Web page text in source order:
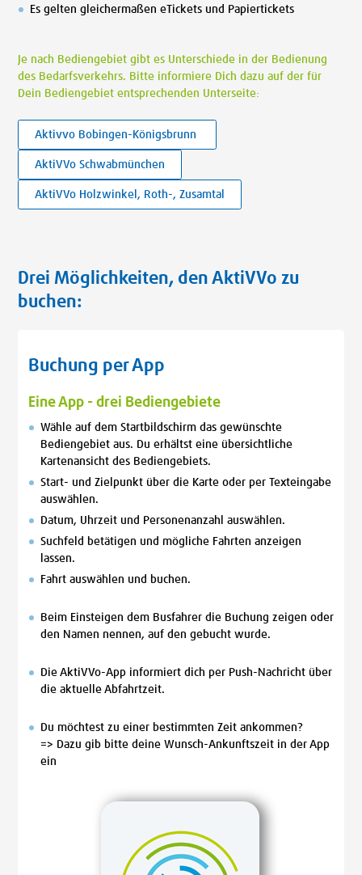
Es gelten gleichermaßen eTickets und Papiertickets
Je nach Bediengebiet gibt es Unterschiede in der Bedienung
des Bedarfsverkehrs. Bitte informiere Dich dazu auf der für
Dein Bediengebiet entsprechenden Unterseite:
Aktivvo Bobingen-Königsbrunn
AktiVVo Schwabmünchen
AktiVVo Holzwinkel, Roth-, Zusamtal
Drei Möglichkeiten, den AktiVVo zu
buchen:
Buchung per App
Eine App - drei Bediengebiete
Wähle auf dem Startbildschirm das gewünschte
Bediengebiet aus. Du erhältst eine übersichtliche
Kartenansicht des Bediengebiets.
Start- und Zielpunkt über die Karte oder per Texteingabe
auswählen.
Datum, Uhrzeit und Personenanzahl auswählen.
Suchfeld betätigen und mögliche Fahrten anzeigen
lassen.
Fahrt auswählen und buchen.
Beim Einsteigen dem Busfahrer die Buchung zeigen oder
den Namen nennen, auf den gebucht wurde.
Die AktiVVo-App informiert dich per Push-Nachricht über
die aktuelle Abfahrtzeit.
Du möchtest zu einer bestimmten Zeit ankommen?
=> Dazu gib bitte deine Wunsch-Ankunftszeit in der App
ein